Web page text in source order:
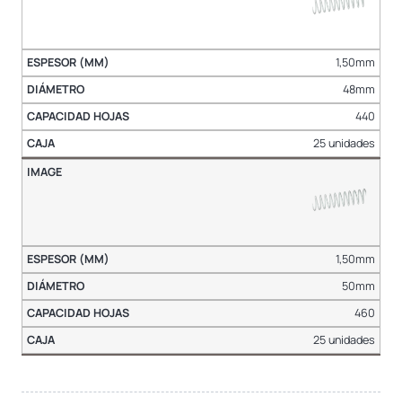
1,50mm
48mm
440
25 unidades
1,50mm
50mm
460
25 unidades